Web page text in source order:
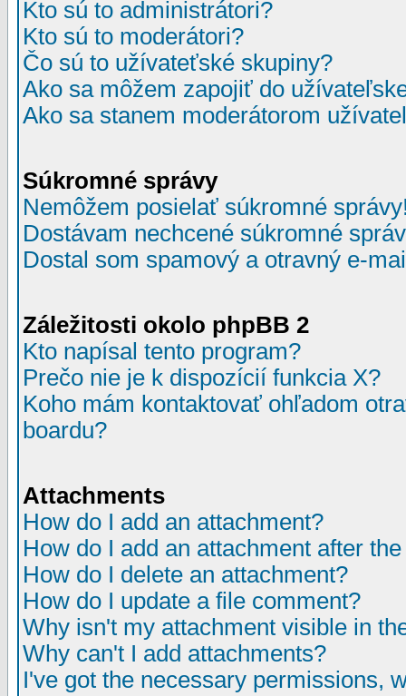
Kto sú to administrátori?
Kto sú to moderátori?
Čo sú to užívateťské skupiny?
Ako sa môžem zapojiť do
Ako sa stanem moderátorom
Súkromné správy
Nemôžem posielať súkromné
Dostávam nechcené súkromné
Dostal som spamový a otravný e-
Záležitosti okolo phpBB 2
Kto napísal tento program?
Prečo nie je k dispozícií funkcia X?
Koho mám kontaktovať ohľadom
boardu?
Attachments
How do I add an attachment?
How do I add an attachment after
How do I delete an attachment?
How do I update a file comment?
Why isn't my attachment visible in
Why can't I add attachments?
I've got the necessary permissions,